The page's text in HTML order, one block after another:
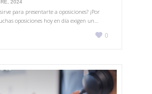
2024
para presentarte a oposiciones? ¡Por
oposiciones hoy en día exigen un…
Love
0